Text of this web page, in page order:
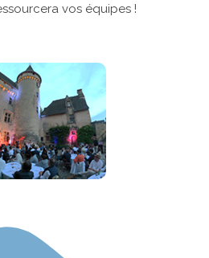
Contactvos équipes !